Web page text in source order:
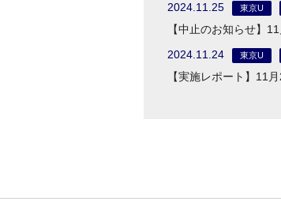
2024.11.25
東京U
【中止のお知らせ】
2024.11.24
東京U
【実施レポート】11